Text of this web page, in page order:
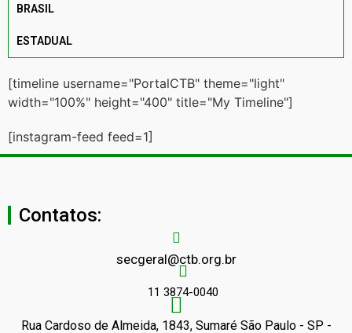
BRASIL
ESTADUAL
[timeline username="PortalCTB" theme="light"
width="100%" height="400" title="My Timeline"]
[instagram-feed feed=1]
Contatos:
secgeral@ctb.org.br
11 3874-0040
Rua Cardoso de Almeida, 1843, Sumaré São Paulo - SP -